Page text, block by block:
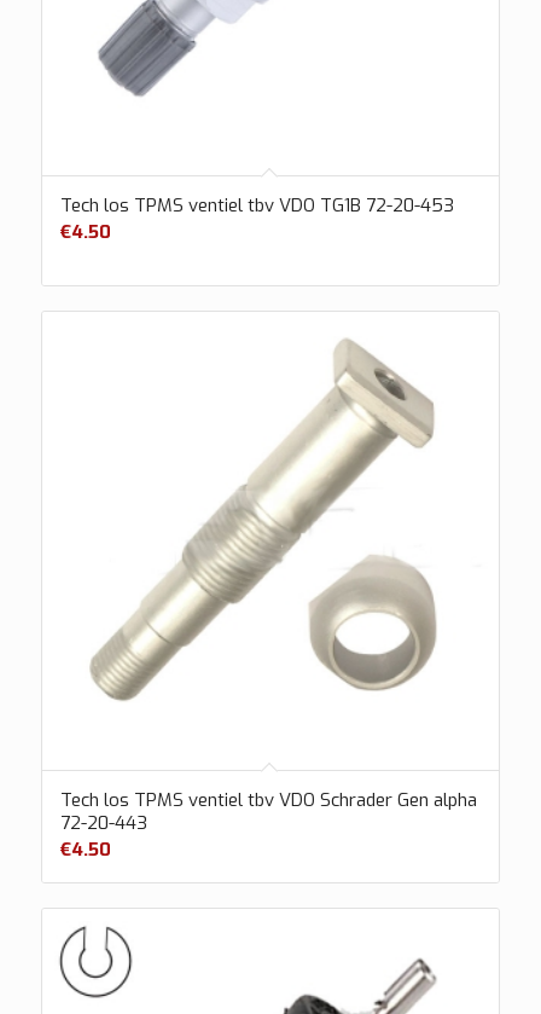
Tech los TPMS ventiel tbv VDO TG1B 72-20-453
€4.50
Tech los TPMS ventiel tbv VDO Schrader Gen alpha
72-20-443
€4.50